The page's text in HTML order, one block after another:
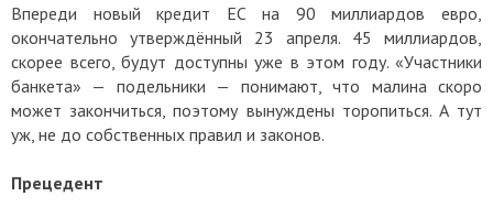
Впереди новый кредит ЕС на 90 миллиардов евро,
окончательно утверждённый 23 апреля. 45 миллиардов,
скорее всего, будут доступны уже в этом году. «Участники
банкета» — подельники — понимают, что малина скоро
может закончиться, поэтому вынуждены торопиться. А тут
уж, не до собственных правил и законов.
Прецедент